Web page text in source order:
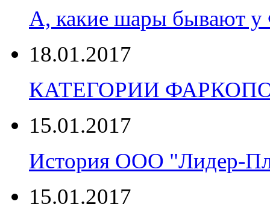
А, какие шары бывают
18.01.2017
КАТЕГОРИИ
15.01.2017
История ООО "Лидер-
15.01.2017